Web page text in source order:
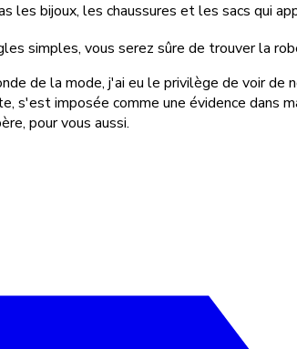
les bijoux, les chaussures et les sacs qui
simples, vous serez sûre de trouver la
de la mode, j'ai eu le privilège de voir
s'est imposée comme une évidence dans
pour vous aussi.